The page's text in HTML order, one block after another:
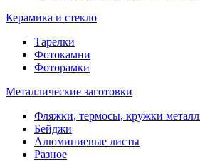
Керамика и стекло
Тарелки
Фотокамни
Фоторамки
Металлические заготовки
Фляжки, термосы, кружки
Бейджи
Алюминиевые листы
Разное